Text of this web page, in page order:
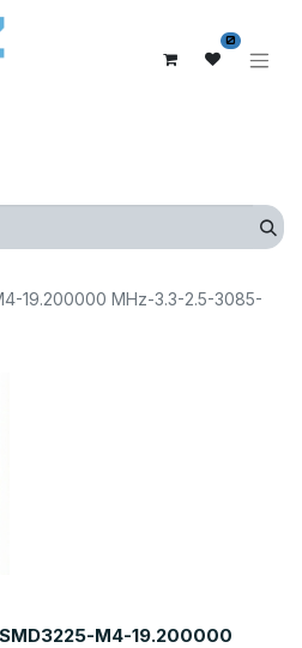
0
19.200000 MHz-3.3-2.5-3085-
M4-19.200000